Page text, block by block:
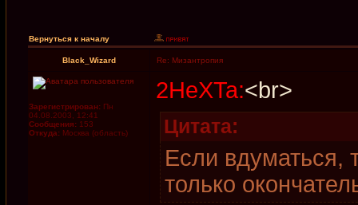
Вернуться к началу
Black_Wizard Re: Мизантропия
Зарегистрирован: Пн
04.08.2003, 12:41
Сообщения: 153
Откуда: Москва (область)
2HeXTa:<br>
Цитата:
Если вдуматься,
только